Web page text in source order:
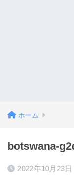
ホーム
botswana-
2022年10月23日